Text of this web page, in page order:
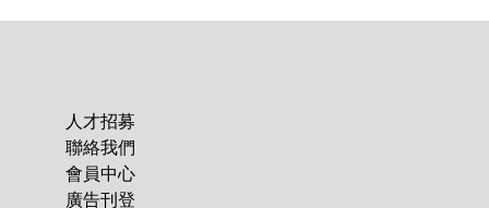
人才招募
聯絡我們
會員中心
廣告刊登